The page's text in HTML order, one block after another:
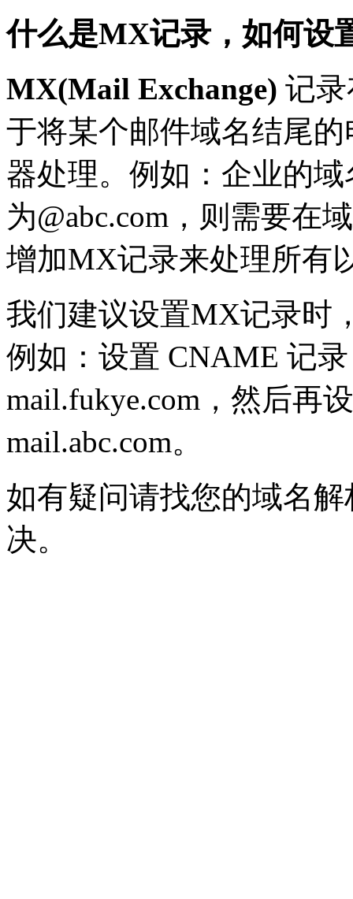
什么是MX记录，如何设
MX(Mail Exchange) 记
于将某个邮件域名结尾
器处理。例如：企业的域
为@abc.com，则需要在
增加MX记录来处理所有
我们建议设置MX记录时
例如：设置 CNAME 记录
mail.fukye.com，然后再
mail.abc.com。
如有疑问请找您的域名
决。